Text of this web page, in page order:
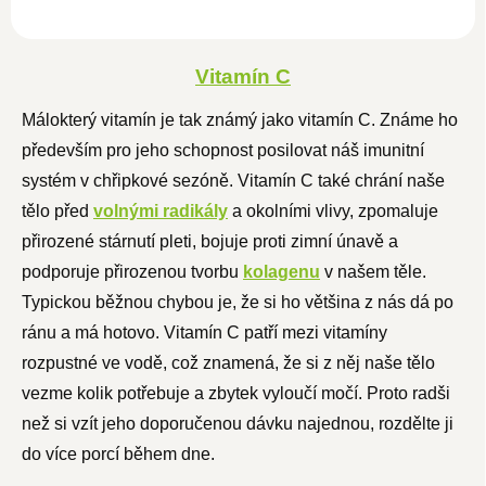
Vitamín C
Málokterý vitamín je tak známý jako vitamín C. Známe ho
především pro jeho schopnost posilovat náš imunitní
systém v chřipkové sezóně. Vitamín C také chrání naše
tělo před volnými radikály a okolními vlivy, zpomaluje
přirozené stárnutí pleti, bojuje proti zimní únavě a
podporuje přirozenou tvorbu kolagenu v našem těle.
Typickou běžnou chybou je, že si ho většina z nás dá po
ránu a má hotovo. Vitamín C patří mezi vitamíny
rozpustné ve vodě, což znamená, že si z něj naše tělo
vezme kolik potřebuje a zbytek vyloučí močí. Proto radši
než si vzít jeho doporučenou dávku najednou, rozdělte ji
do více porcí během dne.